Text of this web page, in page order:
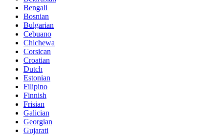
Bengali
Bosnian
Bulgarian
Cebuano
Chichewa
Corsican
Croatian
Dutch
Estonian
Filipino
Finnish
Frisian
Galician
Georgian
Gujarati